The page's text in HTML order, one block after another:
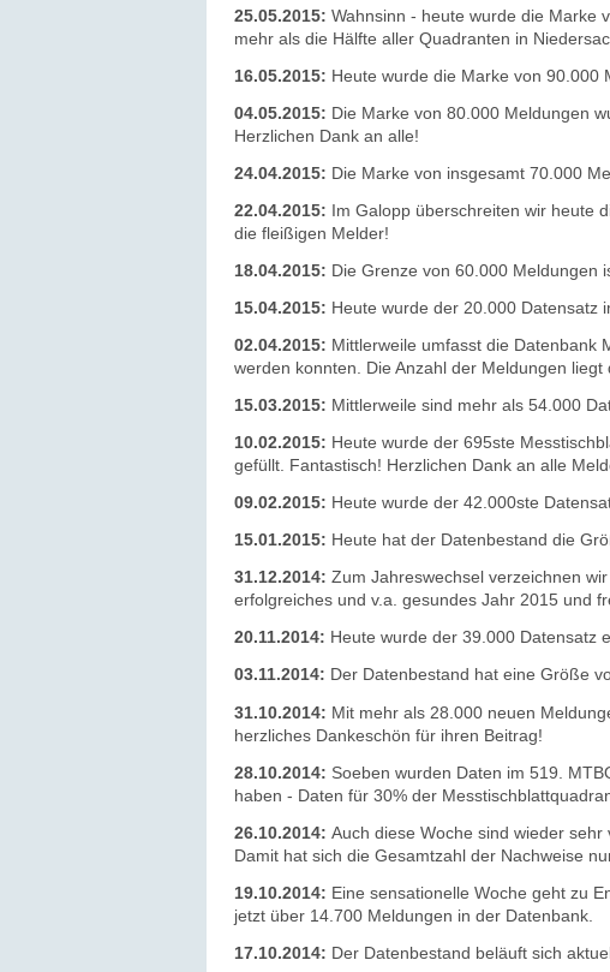
25.05.2015: Wahnsinn - heute wurde die Marke
mehr als die Hälfte aller Quadranten in
16.05.2015: Heute wurde die Marke von 90.000
04.05.2015: Die Marke von 80.000 Meldungen
Herzlichen Dank an alle!
24.04.2015: Die Marke von insgesamt 70.000
22.04.2015: Im Galopp überschreiten wir heute
die fleißigen Melder!
18.04.2015: Die Grenze von 60.000 Meldungen
15.04.2015: Heute wurde der 20.000 Datensatz
02.04.2015: Mittlerweile umfasst die Datenbank
werden konnten. Die Anzahl der Meldungen liegt
15.03.2015: Mittlerweile sind mehr als 54.000
10.02.2015: Heute wurde der 695ste
gefüllt. Fantastisch! Herzlichen Dank an alle
09.02.2015: Heute wurde der 42.000ste
15.01.2015: Heute hat der Datenbestand die
31.12.2014: Zum Jahreswechsel verzeichnen
erfolgreiches und v.a. gesundes Jahr 2015 und
20.11.2014: Heute wurde der 39.000 Datensatz
03.11.2014: Der Datenbestand hat eine Größe
31.10.2014: Mit mehr als 28.000 neuen
herzliches Dankeschön für ihren Beitrag!
28.10.2014: Soeben wurden Daten im 519.
haben - Daten für 30% der
26.10.2014: Auch diese Woche sind wieder
Damit hat sich die Gesamtzahl der Nachweise
19.10.2014: Eine sensationelle Woche geht zu
jetzt über 14.700 Meldungen in der Datenbank.
17.10.2014: Der Datenbestand beläuft sich